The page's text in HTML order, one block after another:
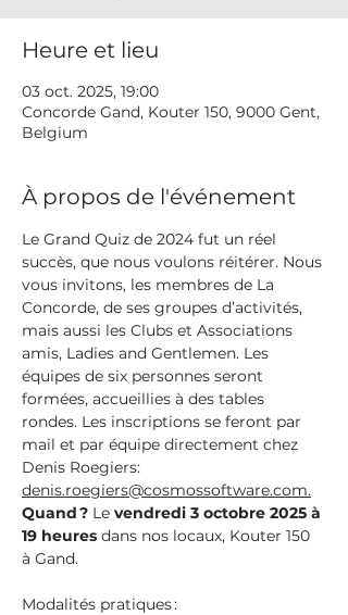
Heure et lieu
03 oct. 2025, 19:00
Concorde Gand, Kouter 150, 9000 Gent,
Belgium
À propos de l'événement
Le Grand Quiz de 2024 fut un réel
succès, que nous voulons réitérer. Nous
vous invitons, les membres de La
Concorde, de ses groupes d’activités,
mais aussi les Clubs et Associations
amis, Ladies and Gentlemen. Les
équipes de six personnes seront
formées, accueillies à des tables
rondes. Les inscriptions se feront par
mail et par équipe directement chez
Denis Roegiers:
denis.roegiers@cosmossoftware.com.
Quand ? Le vendredi 3 octobre 2025 à
19 heures dans nos locaux, Kouter 150
à Gand.
Modalités pratiques :